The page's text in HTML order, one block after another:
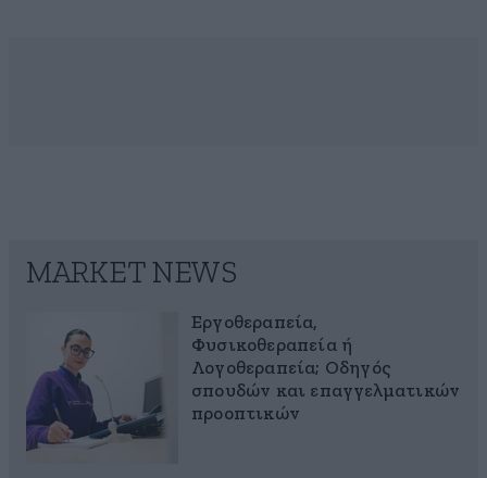
MARKET NEWS
Εργοθεραπεία,
Φυσικοθεραπεία ή
Λογοθεραπεία; Οδηγός
σπουδών και επαγγελματικών
προοπτικών